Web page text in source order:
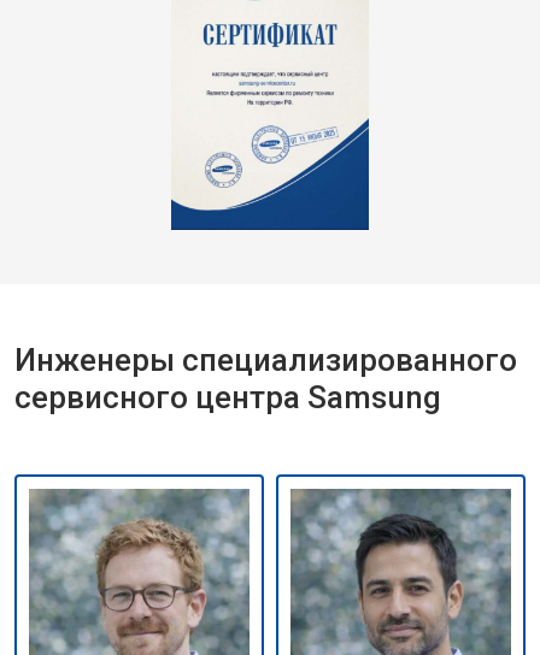
Инженеры специализированного
сервисного центра Samsung